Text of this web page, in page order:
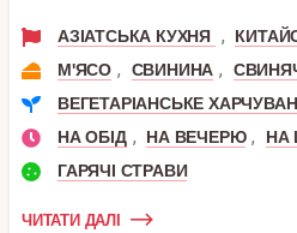
АЗІАТСЬКА КУХНЯ ,
М'ЯСО , СВИНИНА ,
ВЕГЕТАРІАНСЬКЕ
НА ОБІД , НА ВЕЧЕРЮ ,
НА
ГАРЯЧІ СТРАВИ
ЧИТАТИ ДАЛІ